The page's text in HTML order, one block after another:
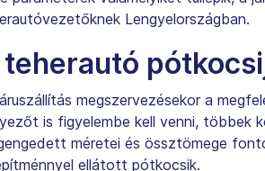
Lengyelországban.
megszervezésekor a
is figyelembe kell venni, többek
méretei és össztömege
ellátott pótkocsik.